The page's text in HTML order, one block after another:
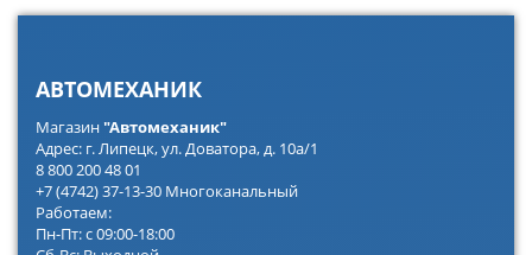
АВТОМЕХАНИК
Магазин"Автомеханик"
Адрес: г. Липецк, ул. Доватора, д. 10а/1
8 800 200 48 01
+7 (4742) 37-13-30 Многоканальный
Работаем:
Пн-Пт: с 09:00-18:00